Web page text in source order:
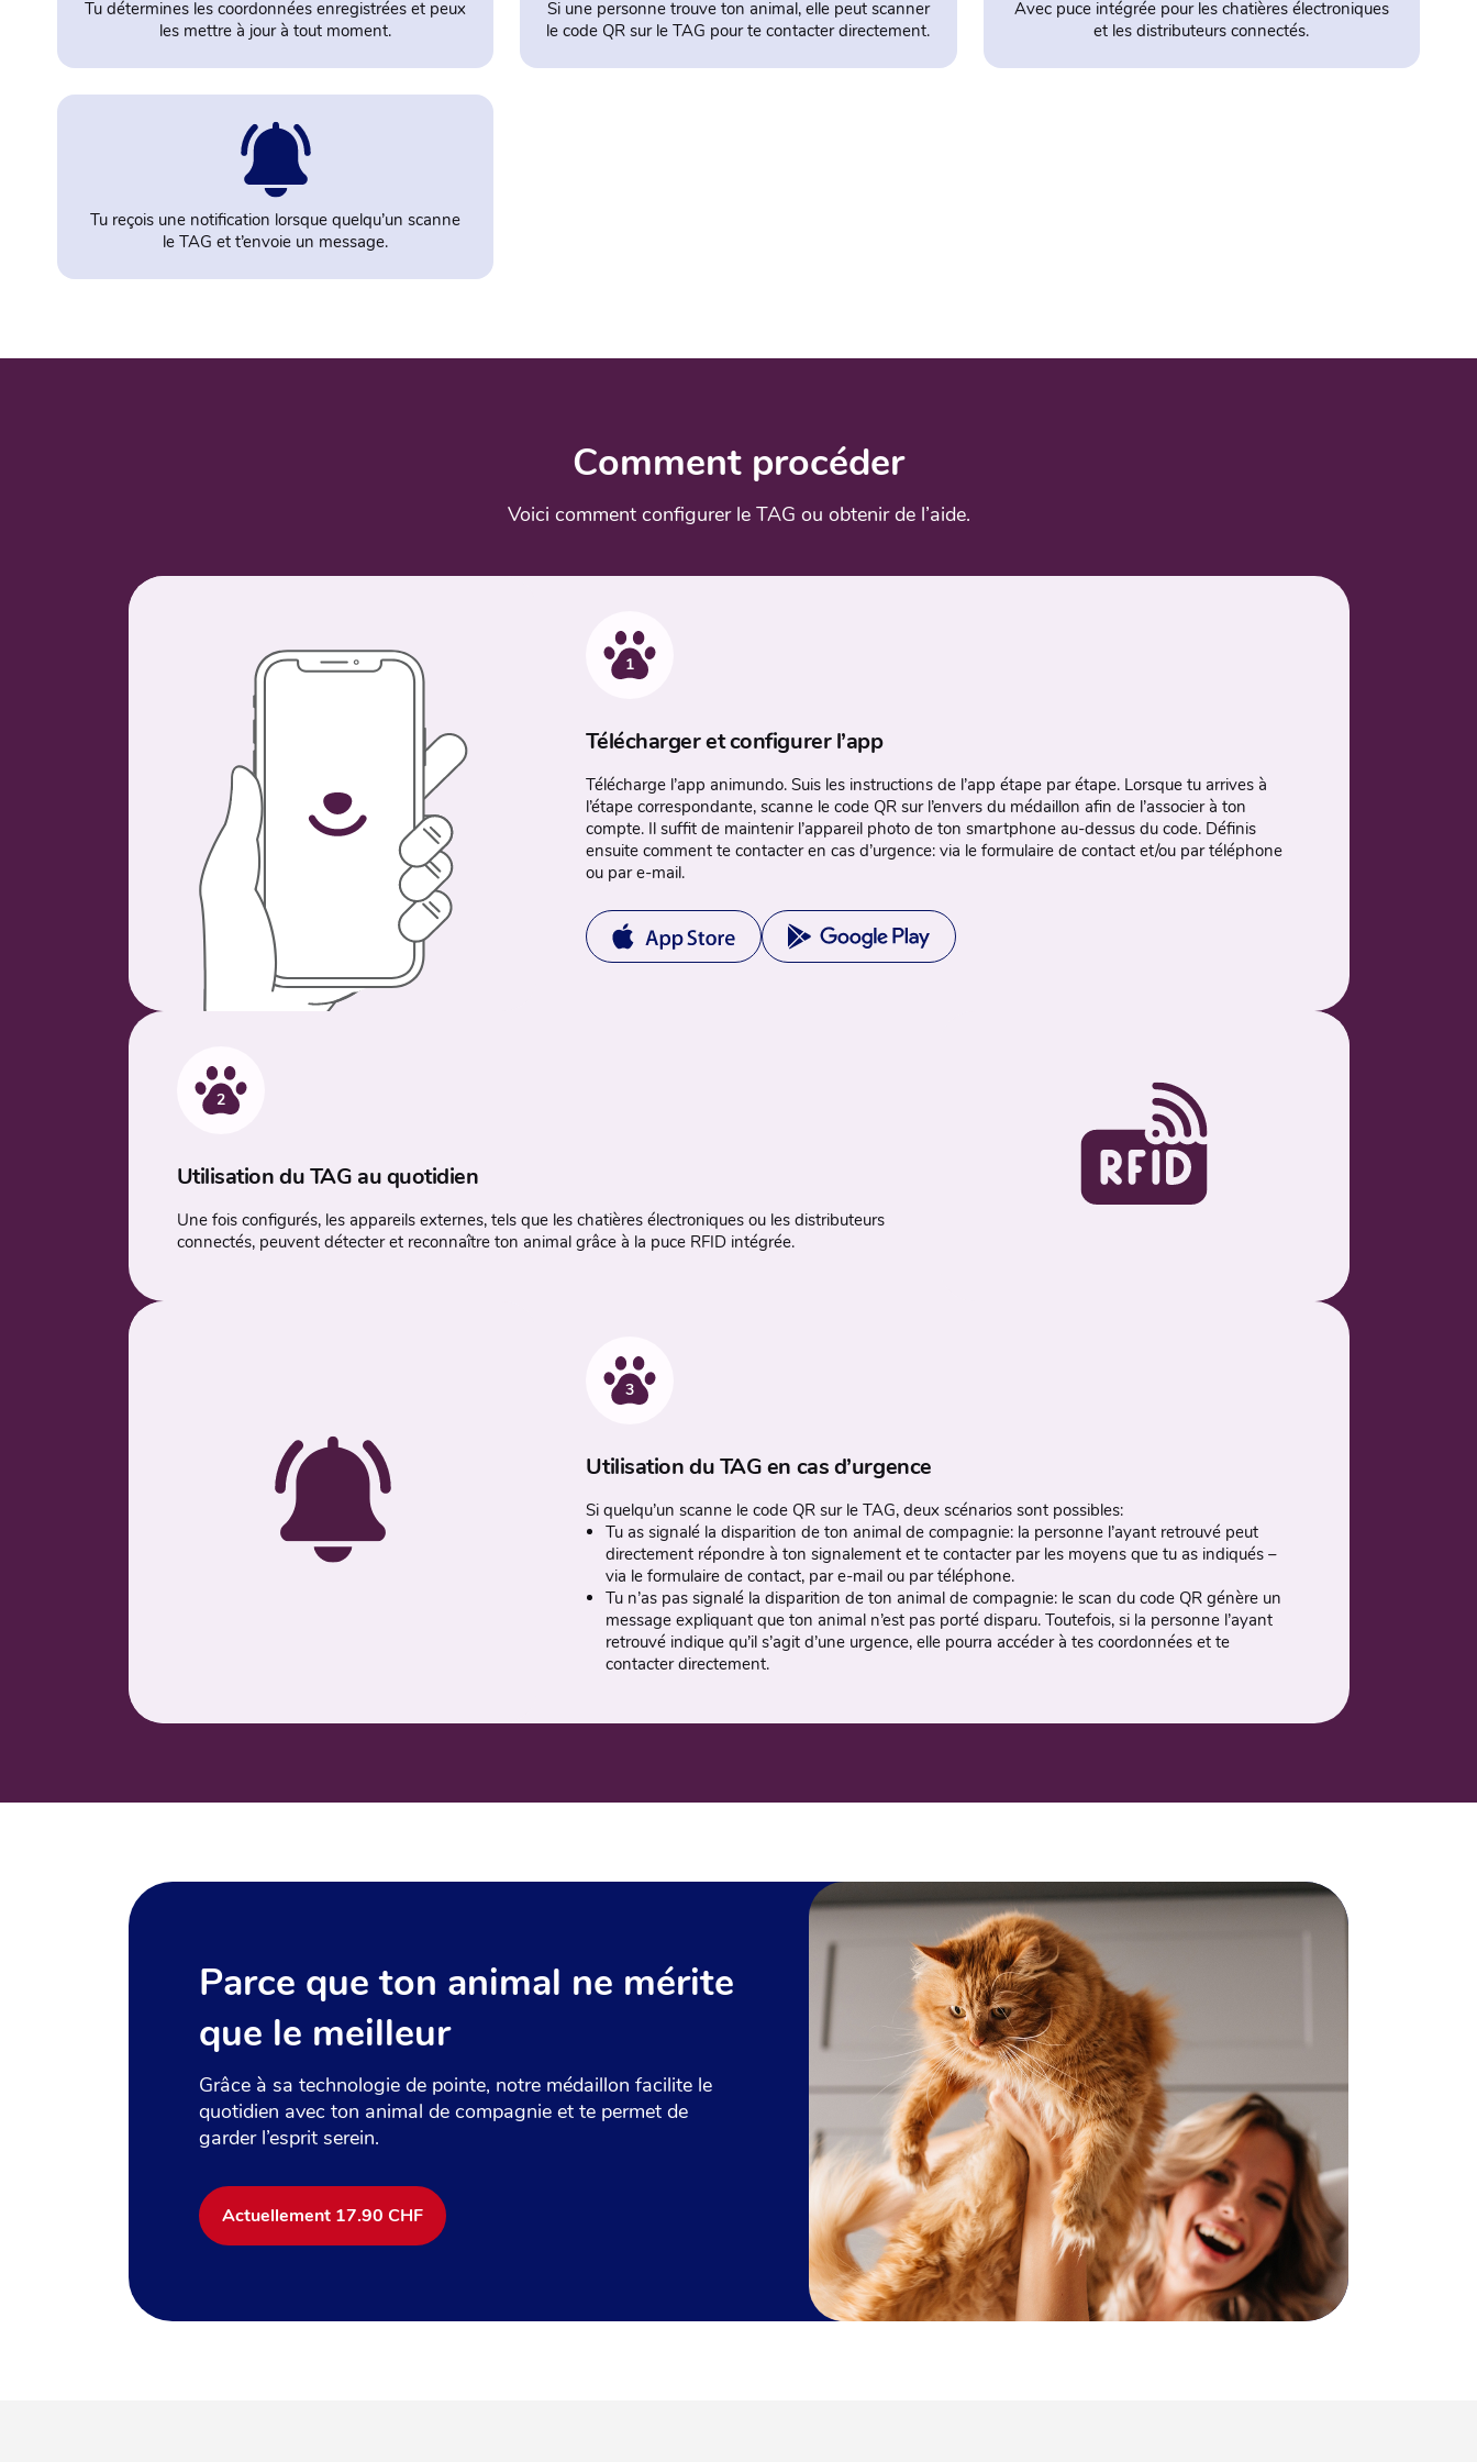
Tu détermines les coordonnées enregistrées et peux
les mettre à jour à tout moment.
Si une personne trouve ton animal, elle peut scanner
le code QR sur le TAG pour te contacter directement.
Avec puce intégrée pour les chatières électroniques
et les distributeurs connectés.
Tu reçois une notification lorsque quelqu’un scanne
le TAG et t’envoie un message.
Comment procéder
Voici comment configurer le TAG ou obtenir de l’aide.
1
Télécharger et configurer l’app
Télécharge l’app animundo. Suis les instructions de l’app étape par étape. Lorsque tu arrives à
l’étape correspondante, scanne le code QR sur l’envers du médaillon afin de l’associer à ton
compte. Il suffit de maintenir l’appareil photo de ton smartphone au-dessus du code. Définis
ensuite comment te contacter en cas d’urgence⁠: via le formulaire de contact et/ou par téléphone
ou par e-mail.
2
Utilisation du TAG au quotidien
Une fois configurés, les appareils externes, tels que les chatières électroniques ou les distributeurs
connectés, peuvent détecter et reconnaître ton animal grâce à la puce RFID intégrée.
3
Utilisation du TAG en cas d’urgence
Si quelqu’un scanne le code QR sur le TAG, deux scénarios sont possibles⁠:
Tu as signalé la disparition de ton animal de compagnie⁠: la personne l’ayant retrouvé peut
directement répondre à ton signalement et te contacter par les moyens que tu as indiqués –
via le formulaire de contact, par e-mail ou par téléphone.
Tu n’as pas signalé la disparition de ton animal de compagnie⁠: le scan du code QR génère un
message expliquant que ton animal n’est pas porté disparu. Toutefois, si la personne l’ayant
retrouvé indique qu’il s’agit d’une urgence, elle pourra accéder à tes coordonnées et te
contacter directement.
Parce que ton animal ne mérite
que le meilleur
Grâce à sa technologie de pointe, notre médaillon facilite le
quotidien avec ton animal de compagnie et te permet de
garder l’esprit serein.
Actuellement 17.90 CHF